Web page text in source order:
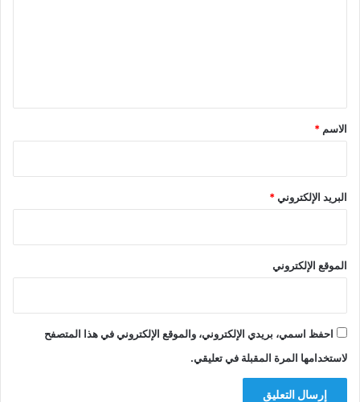
*
الاسم *
البريد الإلكتروني*
الموقع الإلكتروني
احفظ اسمي، بريدي الإلكتروني، والموقع الإلكتروني في هذا المتصفح
لاستخدامها المرة المقبلة في تعليقي.